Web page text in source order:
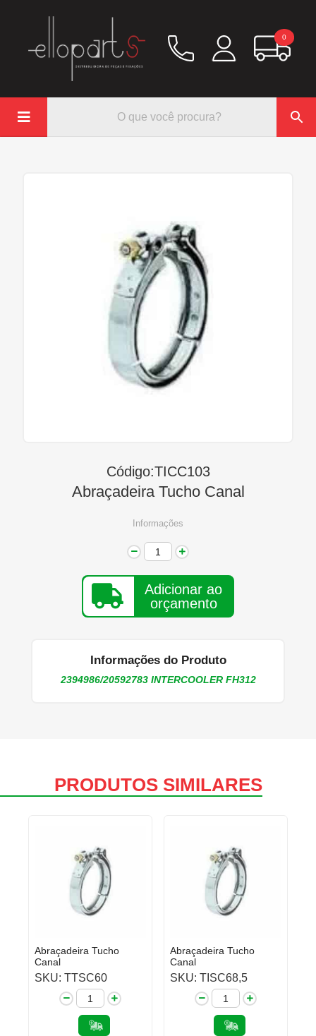
0

Seja Nosso Representante
Código:TICC103
Abraçadeira Tucho Canal
Informações
Adicionar ao
orçamento
Informações do Produto
2394986/20592783 INTERCOOLER FH312
PRODUTOS SIMILARES
Abraçadeira Tucho
Canal
SKU: TTSC60
Abraçadeira Tucho
Canal
SKU: TISC68,5